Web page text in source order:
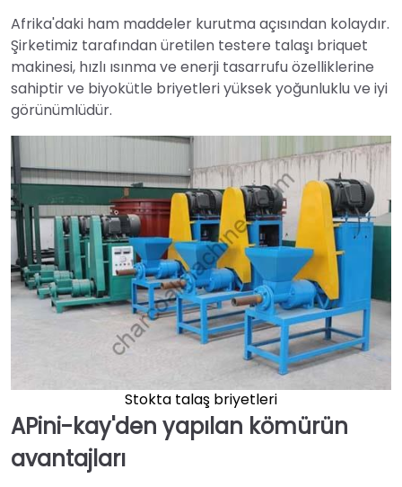
Afrika'daki ham maddeler kurutma açısından kolaydır.
Şirketimiz tarafından üretilen testere talaşı briquet
makinesi, hızlı ısınma ve enerji tasarrufu özelliklerine
sahiptir ve biyokütle briyetleri yüksek yoğunluklu ve iyi
görünümlüdür.
Stokta talaş briyetleri
APini-kay'den yapılan kömürün
avantajları